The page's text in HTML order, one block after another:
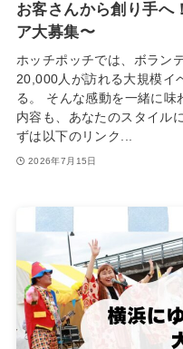
お客さんから創り手へ
ア大募集〜
ホッチポッチでは、ボラン
20,000人が訪れる大規模イ
る。 そんな感動を一緒に味
内容も、あなたのスタイル
ずは以下のリンク...
2026年7月15日